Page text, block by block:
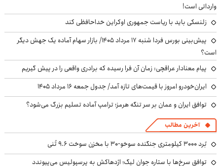
وارداتی است!
زلنسکی باید با ریاست جمهوری اوکراین خداحافظی کند
پیش‌بینی بورس فردا شنبه ۱۷ مرداد ۱۴۰۵/ بازار سهام آماده یک جهش دیگر
است؟
پیام معنادار عراقچی: زمان آن فرا رسیده که برادری واقعی را در پیش گیریم
ایران‌خودرو امروز با قیمت‌های تازه آمد/ جدول جمعه ۱۶ مرداد ۱۴۰۵
توافق ایران و عمان بر سر تنگه هرمز؛ ترامپ آماده تسلیم بزرگ می‌شود؟
آخرین مطالب
بُرد ۳۰۰۰ کیلومتری جنگنده سوخو-۳۰ با مخزن سوخت ۹.۶ تُنی
توافق سرخ‌ها با ستاره جوان لیگ؛ اژدهاکش به پرسپولیس می‌پیوندد